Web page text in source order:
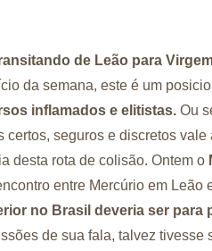
de Leão para
da semana, este é um
inflamados e elitistas. Ou
seguros e discretos
desta rota de colisão. Ontem o
entre Mercúrio em Leão
no Brasil deveria ser para
de sua fala, talvez tivesse